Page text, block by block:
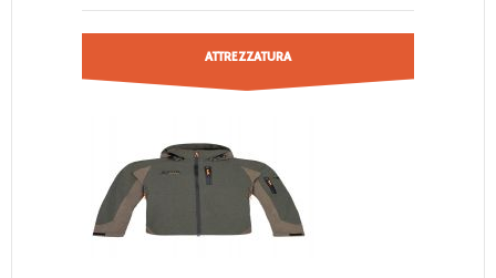
ATTREZZATURA